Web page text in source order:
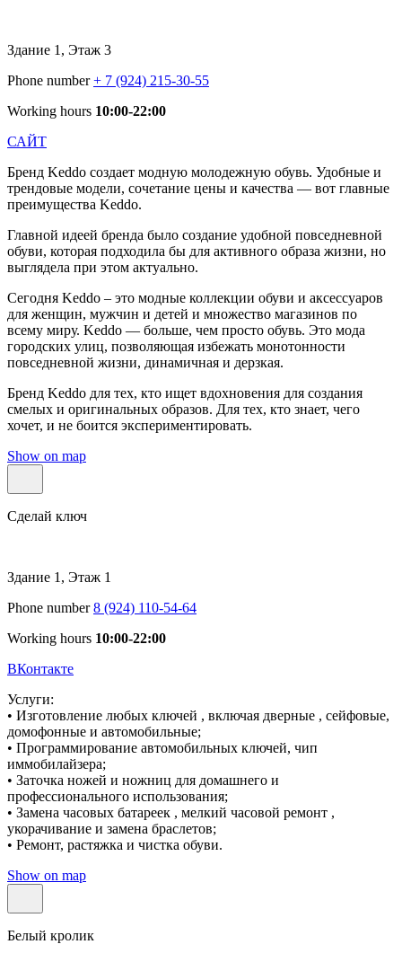
Здание 1, Этаж 3
Phone number+ 7 (924) 215-30-55
Working hours 10:00-22:00
САЙТ
Бренд Keddo создает модную молодежную обувь. Удобные и
трендовые модели, сочетание цены и качества — вот главные
преимущества Keddo.
Главной идеей бренда было создание удобной повседневной
обуви, которая подходила бы для активного образа жизни, но
выглядела при этом актуально.
Сегодня Keddo – это модные коллекции обуви и аксессуаров
для женщин, мужчин и детей и множество магазинов по
всему миру. Keddo — больше, чем просто обувь. Это мода
городских улиц, позволяющая избежать монотонности
повседневной жизни, динамичная и дерзкая.
Бренд Keddo для тех, кто ищет вдохновения для создания
смелых и оригинальных образов. Для тех, кто знает, чего
хочет, и не боится экспериментировать.
Show on map
Сделай ключ
Здание 1, Этаж 1
Phone number8 (924) 110-54-64
Working hours 10:00-22:00
ВКонтакте
Услуги:
• Изготовление любых ключей , включая дверные , сейфовые,
домофонные и автомобильные;
• Программирование автомобильных ключей, чип
иммобилайзера;
• Заточка ножей и ножниц для домашнего и
профессионального использования;
• Замена часовых батареек , мелкий часовой ремонт ,
укорачивание и замена браслетов;
• Ремонт, растяжка и чистка обуви.
Show on map
Белый кролик